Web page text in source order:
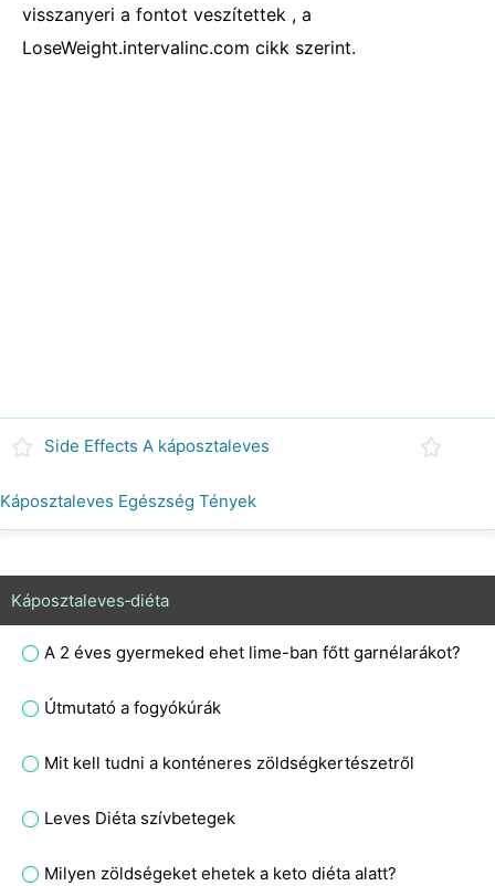
visszanyeri a fontot veszítettek , a
LoseWeight.intervalinc.com cikk szerint.
Side Effects A káposztaleves
Káposztaleves Egészség Tények
Káposztaleves‑diéta
A 2 éves gyermeked ehet lime-ban főtt garnélarákot?
Útmutató a fogyókúrák
Mit kell tudni a konténeres zöldségkertészetről
Leves Diéta szívbetegek
Milyen zöldségeket ehetek a keto diéta alatt?